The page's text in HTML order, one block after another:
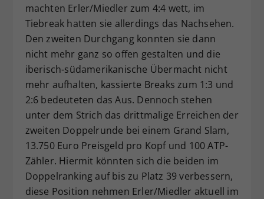
machten Erler/Miedler zum 4:4 wett, im
Tiebreak hatten sie allerdings das Nachsehen.
Den zweiten Durchgang konnten sie dann
nicht mehr ganz so offen gestalten und die
iberisch-südamerikanische Übermacht nicht
mehr aufhalten, kassierte Breaks zum 1:3 und
2:6 bedeuteten das Aus. Dennoch stehen
unter dem Strich das drittmalige Erreichen der
zweiten Doppelrunde bei einem Grand Slam,
13.750 Euro Preisgeld pro Kopf und 100 ATP-
Zähler. Hiermit könnten sich die beiden im
Doppelranking auf bis zu Platz 39 verbessern,
diese Position nehmen Erler/Miedler aktuell im